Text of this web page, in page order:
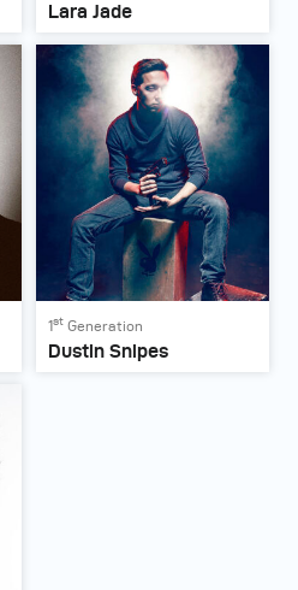
Lara Jade
1st Generation
Dustin Snipes